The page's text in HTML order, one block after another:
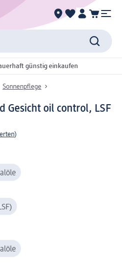
günstig einkaufen
Sonnenpflege
Gesicht oil control, LSF
)